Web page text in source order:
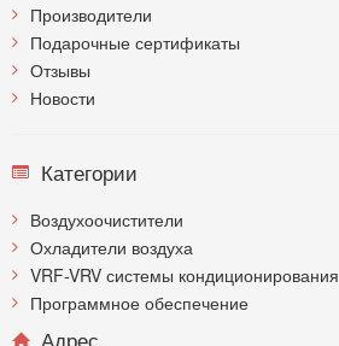
Производители
Подарочные сертификаты
Отзывы
Новости
Категории
Воздухоочистители
Охладители воздуха
VRF-VRV системы кондиционирования
Программное обеспечение
Адрес